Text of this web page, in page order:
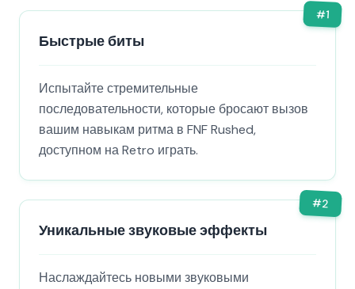
#1
Быстрые биты
Испытайте стремительные
последовательности, которые бросают вызов
вашим навыкам ритма в FNF Rushed,
доступном на Retro играть.
#2
Уникальные звуковые эффекты
Наслаждайтесь новыми звуковыми